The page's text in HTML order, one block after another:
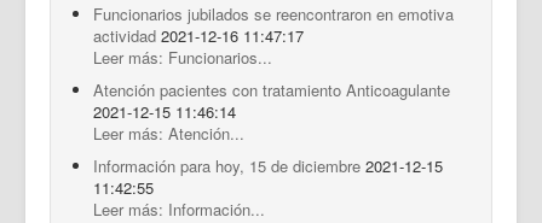
Funcionarios jubilados se reencontraron en emotiva
actividad 2021-12-16 11:47:17
Leer más: Funcionarios...
Atención pacientes con tratamiento Anticoagulante
2021-12-15 11:46:14
Leer más: Atención...
Información para hoy, 15 de diciembre 2021-12-15
11:42:55
Leer más: Información...